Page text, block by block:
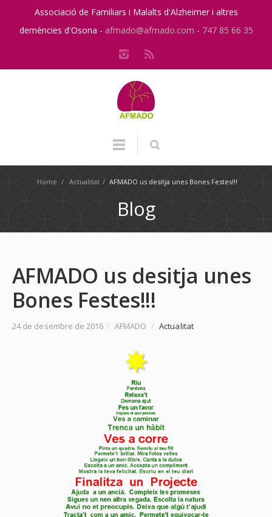
Associació de Familiars i Malalts d'Alzheimer i altres
demències d'Osona - afmado@afmado.com - 747 85 66 35
Home / Actualitat / AFMADO us desitja unes Bones Festes!!!
Blog
AFMADO us desitja unes
Bones Festes!!!
24 de desembre de 2016 / AFMADO / Actualitat